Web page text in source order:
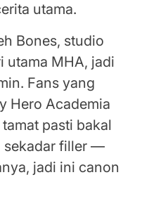
utama.
Bones, studio
utama MHA, jadi
Fans yang
Hero Academia
pasti bakal
sekadar filler —
jadi ini canon